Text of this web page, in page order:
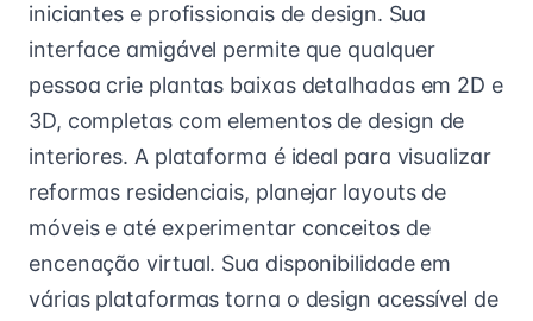
iniciantes e profissionais de design. Sua
interface amigável permite que qualquer
pessoa crie plantas baixas detalhadas em 2D e
3D, completas com elementos de design de
interiores. A plataforma é ideal para visualizar
reformas residenciais, planejar layouts de
móveis e até experimentar conceitos de
encenação virtual. Sua disponibilidade em
várias plataformas torna o design acessível de